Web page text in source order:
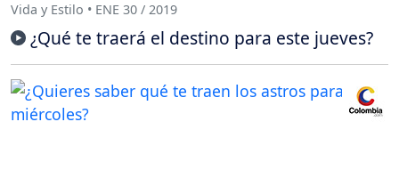
Vida y Estilo • ENE 30 / 2019
¿Qué te traerá el destino para este jueves?